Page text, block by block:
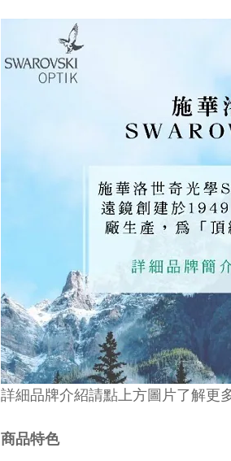
詳細品牌介紹請點上方圖片了解更
商品特色